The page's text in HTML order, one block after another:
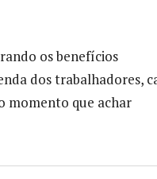
os benefícios
dos trabalhadores,
momento que achar